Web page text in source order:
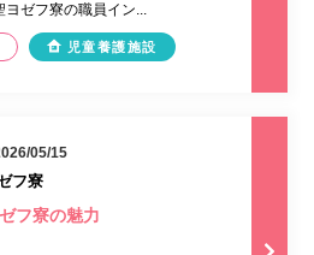
ゼフ寮の職員イン...
児童養護施設
05/15
フ寮
フ寮の魅力